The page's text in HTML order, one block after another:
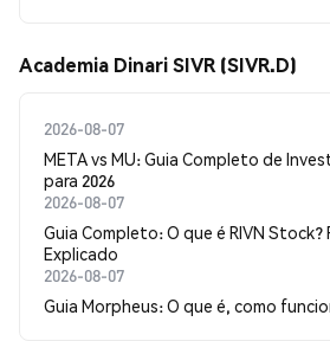
Academia Dinari SIVR (SIVR.D)
2026-08-07
META vs MU: Guia Completo de
para 2026
2026-08-07
Guia Completo: O que é RIVN
Explicado
2026-08-07
Guia Morpheus: O que é, como